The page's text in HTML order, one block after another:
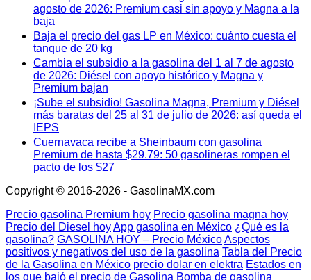
agosto de 2026: Premium casi sin apoyo y Magna a la
baja
Baja el precio del gas LP en México: cuánto cuesta el
tanque de 20 kg
Cambia el subsidio a la gasolina del 1 al 7 de agosto
de 2026: Diésel con apoyo histórico y Magna y
Premium bajan
¡Sube el subsidio! Gasolina Magna, Premium y Diésel
más baratas del 25 al 31 de julio de 2026: así queda el
IEPS
Cuernavaca recibe a Sheinbaum con gasolina
Premium de hasta $29.79: 50 gasolineras rompen el
pacto de los $27
Copyright © 2016-2026 - GasolinaMX.com
Precio gasolina Premium hoy Precio gasolina magna hoy
Precio del Diesel hoyApp gasolina en México ¿Qué es la
gasolina? GASOLINA HOY – Precio MéxicoAspectos
positivos y negativos del uso de la gasolina Tabla del Precio
de la Gasolina en México precio dolar en elektra Estados en
los que bajó el precio de Gasolina Bomba de gasolina